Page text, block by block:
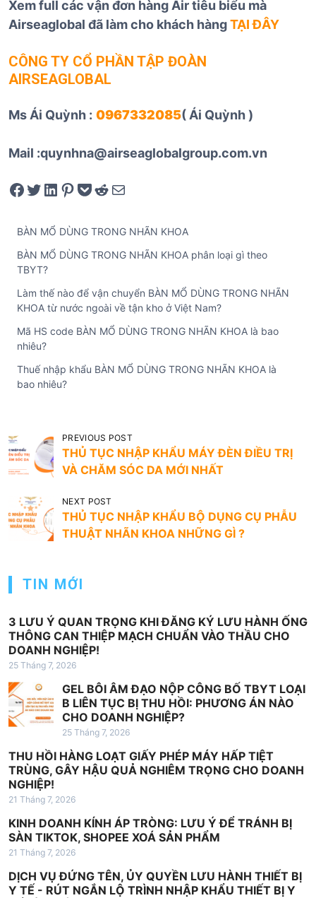
Xem full các vận đơn hàng Air tiêu biểu mà
Airseaglobal đã làm cho khách hàngTẠI ĐÂY
CÔNG TY CỔ PHẦN TẬP ĐOÀN
AIRSEAGLOBAL
Ms Ái Quỳnh : 0967332085( Ái Quỳnh )
Mail :quynhna@airseaglobalgroup.com.vn
Share on Facebook Tweet on Twitter Share on LinkedIn Pin on Pinterest Save to pocket Share on Reddit Share via Email
BÀN MỔ DÙNG TRONG NHÃN KHOA
BÀN MỔ DÙNG TRONG NHÃN KHOA phân loại gì theo
TBYT?
Làm thế nào để vận chuyển BÀN MỔ DÙNG TRONG NHÃN
KHOA từ nước ngoài về tận kho ở Việt Nam?
Mã HS code BÀN MỔ DÙNG TRONG NHÃN KHOA là bao
nhiêu?
Thuế nhập khẩu BÀN MỔ DÙNG TRONG NHÃN KHOA là
bao nhiêu?
Đ
i
h
n
b
à
i
v
i
t
PREVIOUS POST
THỦ TỤC NHẬP KHẨU MÁY ĐÈN ĐIỀU TRỊ
VÀ CHĂM SÓC DA MỚI NHẤT
NEXT POST
THỦ TỤC NHẬP KHẨU BỘ DỤNG CỤ PHẪU
THUẬT NHÃN KHOA NHỮNG GÌ ?
TIN MỚI
3 LƯU Ý QUAN TRỌNG KHI ĐĂNG KÝ LƯU HÀNH ỐNG
THÔNG CAN THIỆP MẠCH CHUẨN VÀO THẦU CHO
DOANH NGHIỆP!
25 Tháng 7, 2026
GEL BÔI ÂM ĐẠO NỘP CÔNG BỐ TBYT LOẠI
B LIÊN TỤC BỊ THU HỒI: PHƯƠNG ÁN NÀO
CHO DOANH NGHIỆP?
25 Tháng 7, 2026
THU HỒI HÀNG LOẠT GIẤY PHÉP MÁY HẤP TIỆT
TRÙNG, GÂY HẬU QUẢ NGHIÊM TRỌNG CHO DOANH
NGHIỆP!
21 Tháng 7, 2026
KINH DOANH KÍNH ÁP TRÒNG: LƯU Ý ĐỂ TRÁNH BỊ
SÀN TIKTOK, SHOPEE XOÁ SẢN PHẨM
21 Tháng 7, 2026
DỊCH VỤ ĐỨNG TÊN, ỦY QUYỀN LƯU HÀNH THIẾT BỊ
Y TẾ - RÚT NGẮN LỘ TRÌNH NHẬP KHẨU THIẾT BỊ Y